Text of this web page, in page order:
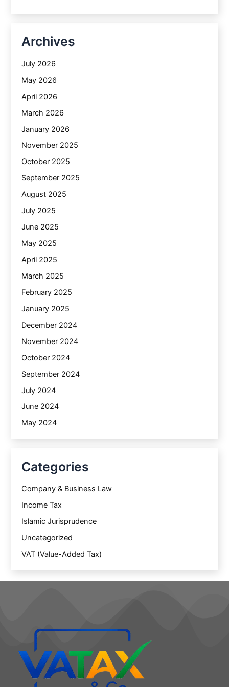
Archives
July 2026
May 2026
April 2026
March 2026
January 2026
November 2025
October 2025
September 2025
August 2025
July 2025
June 2025
May 2025
April 2025
March 2025
February 2025
January 2025
December 2024
November 2024
October 2024
September 2024
July 2024
June 2024
May 2024
Categories
Company & Business Law
Income Tax
Islamic Jurisprudence
Uncategorized
VAT (Value-Added Tax)